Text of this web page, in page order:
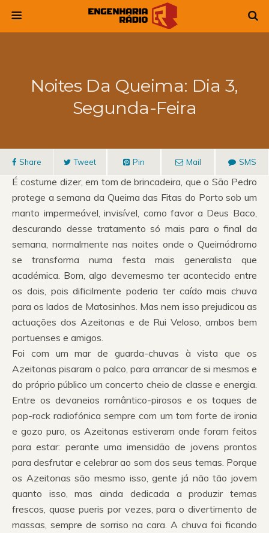
Noites Da Queima: Dia 3,
Segunda-Feira
Share Tweet Pin Mail SMS
É costume dizer, em tom de brincadeira, que o São Pedro
protege a semana da Queima das Fitas do Porto sob um
manto impermeável, invisível, como favor a Deus Baco,
descurando desse tratamento só mais para o final da
semana, normalmente nas noites onde o Queimódromo
se transforma numa festa mais generalista que
académica. Bom, algo devemesmo ter acontecido entre
os dois, pois dificilmente poderia ter caído mais chuva
para os lados de Matosinhos. Mas nem isso prejudicou as
actuações dos Azeitonas e de Rui Veloso, ambos bem
portuenses e amigos.
Foi com um mar de guarda-chuvas à vista que os
Azeitonas pisaram o palco, para arrancar de si mesmos e
do próprio público um concerto cheio de classe e energia.
Entre os devaneios romântico-pirosos e os toques de
pop-rock radiofónica sempre com um tom forte de ironia
e gozo puro, os Azeitonas estiveram onde foram feitos
para estar: perante uma imensidão de jovens prontos
para desfrutar e celebrar ao som dos seus temas. Porque
os Azeitonas são mesmo isso, gente já não tão jovem
quanto isso, mas ainda dedicada a produzir temas
frescos, quase pueris por vezes, para o divertimento de
massas, sempre de sorriso na cara. A chuva foi ficando